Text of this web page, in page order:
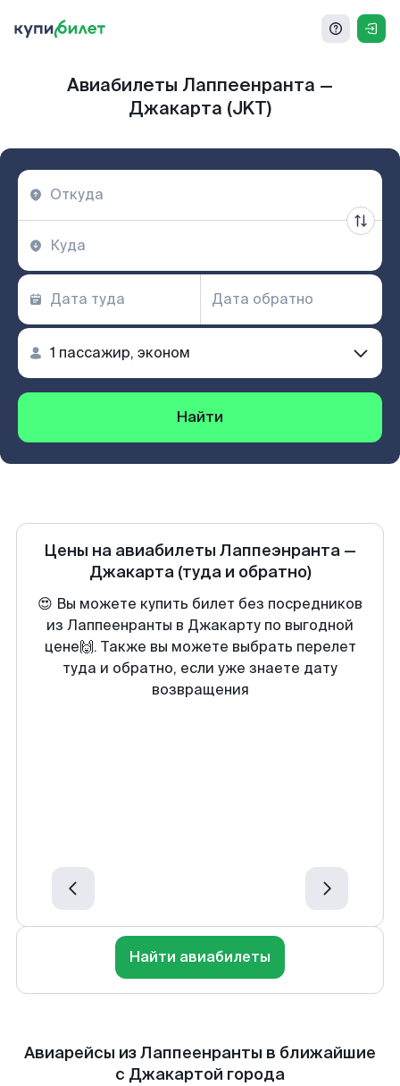
Авиабилеты Лаппеенранта —
Джакарта (JKT)
Найти
Цены на авиабилеты Лаппеэнранта —
Джакарта (туда и обратно)
😍 Вы можете купить билет без посредников
из Лаппеенранты в Джакарту по выгодной
цене🙌. Также вы можете выбрать перелет
туда и обратно, если уже знаете дату
возвращения
Найти авиабилеты
Авиарейсы из Лаппеенранты в ближайшие
с Джакартой города